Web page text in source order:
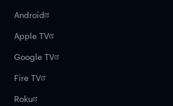
Android
Apple TV
Google TV
Fire TV
Roku